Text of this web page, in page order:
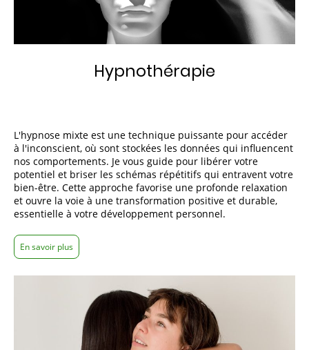
Hypnothérapie
L'hypnose mixte est une technique puissante pour accéder
à l'inconscient, où sont stockées les données qui influencent
nos comportements. Je vous guide pour libérer votre
potentiel et briser les schémas répétitifs qui entravent votre
bien-être. Cette approche favorise une profonde relaxation
et ouvre la voie à une transformation positive et durable,
essentielle à votre développement personnel.
En savoir plus